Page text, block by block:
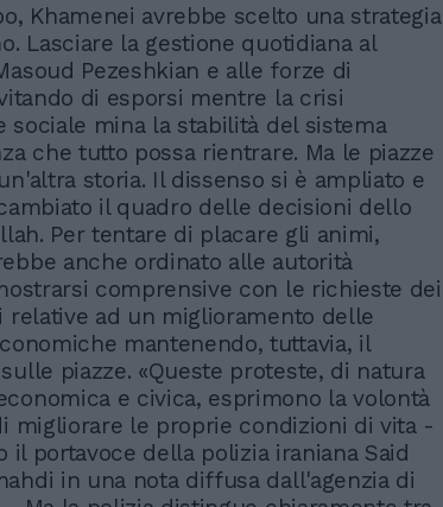
Khamenei avrebbe scelto una strategia
Lasciare la gestione quotidiana al
Pezeshkian e alle forze di
di esporsi mentre la crisi
sociale mina la stabilità del sistema
che tutto possa rientrare. Ma le piazze
storia. Il dissenso si è ampliato e
il quadro delle decisioni dello
Per tentare di placare gli animi,
anche ordinato alle autorità
comprensive con le richieste dei
relative ad un miglioramento delle
mantenendo, tuttavia, il
piazze. «Queste proteste, di natura
e civica, esprimono la volontà
migliorare le proprie condizioni di vita -
il portavoce della polizia iraniana Said
in una nota diffusa dall'agenzia di